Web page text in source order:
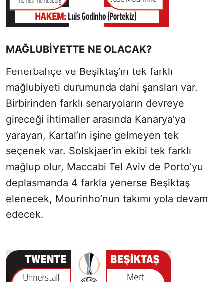
MAĞLUBİYETTE NE OLACAK?
Fenerbahçe ve Beşiktaş’ın tek farklı
mağlubiyeti durumunda dahi şansları var.
Birbirinden farklı senaryoların devreye
gireceği ihtimaller arasında Kanarya’ya
yarayan, Kartal’ın işine gelmeyen tek
seçenek var. Solskjaer’in ekibi tek farklı
mağlup olur, Maccabi Tel Aviv de Porto’yu
deplasmanda 4 farkla yenerse Beşiktaş
elenecek, Mourinho’nun takımı yola devam
edecek.